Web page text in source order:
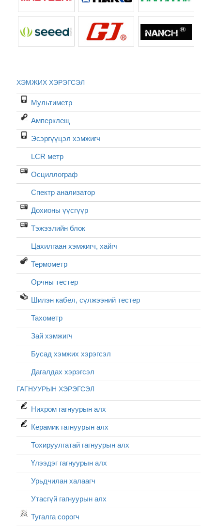
ХЭМЖИХ ХЭРЭГСЭЛ
Мультиметр
Амперклещ
Эсэргүүцэл хэмжигч
LCR метр
Осциллограф
Спектр анализатор
Дохионы үүсгүүр
Тэжээлийн блок
Цахилгаан хэмжигч, хайгч
Термометр
Орчны тестер
Шилэн кабел, cүлжээний тестер
Тахометр
Зай хэмжигч
Бусад хэмжих хэрэгсэл
Дагалдах хэрэгсэл
ГАГНУУРЫН ХЭРЭГСЭЛ
Нихром гагнуурын алх
Керамик гагнуурын алх
Тохируулгатай гагнуурын алх
Үлээдэг гагнуурын алх
Урьдчилан халаагч
Утасгүй гагнуурын алх
Тугалга сорогч